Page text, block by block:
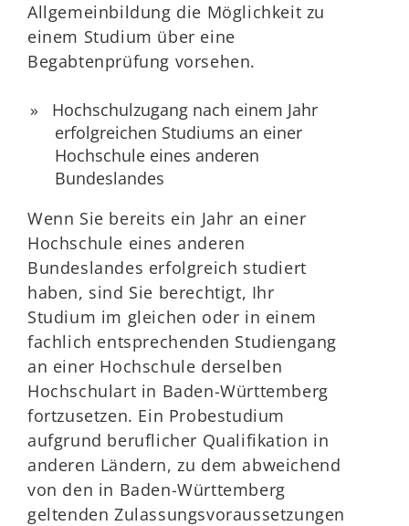
Allgemeinbildung die Möglichkeit zu
einem Studium über eine
Begabtenprüfung vorsehen.
Hochschulzugang nach einem Jahr
erfolgreichen Studiums an einer
Hochschule eines anderen
Bundeslandes
Wenn Sie bereits ein Jahr an einer
Hochschule eines anderen
Bundeslandes erfolgreich studiert
haben, sind Sie berechtigt, Ihr
Studium im gleichen oder in einem
fachlich entsprechenden Studiengang
an einer Hochschule derselben
Hochschulart in Baden-Württemberg
fortzusetzen. Ein Probestudium
aufgrund beruflicher Qualifikation in
anderen Ländern, zu dem abweichend
von den in Baden-Württemberg
geltenden Zulassungsvoraussetzungen